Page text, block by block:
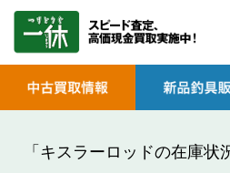
「キスラーロッドの在庫状